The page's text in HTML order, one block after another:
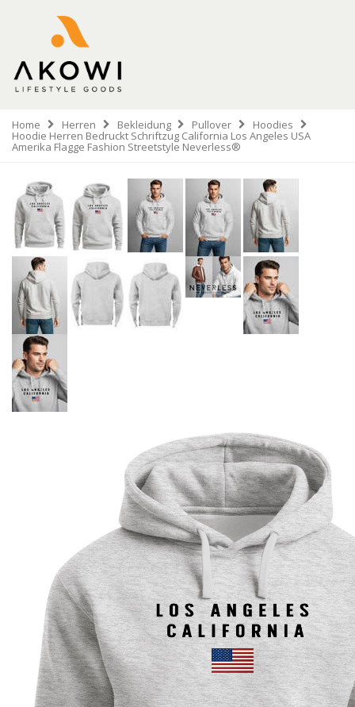
Home Herren Bekleidung Pullover Hoodies
Hoodie Herren Bedruckt Schriftzug California Los Angeles USA
Amerika Flagge Fashion Streetstyle Neverless®